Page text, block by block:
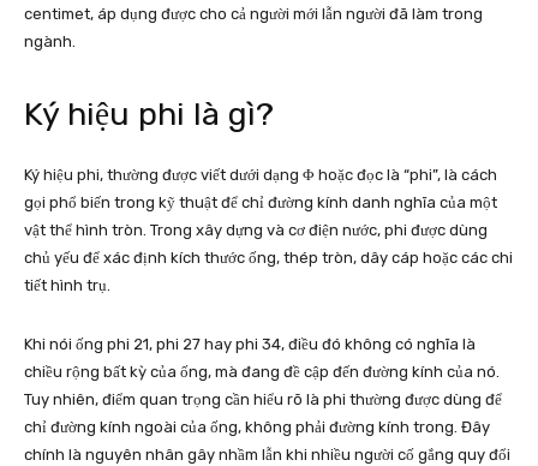
centimet, áp dụng được cho cả người mới lẫn người đã làm trong
ngành.
Ký hiệu phi là gì?
Ký hiệu phi, thường được viết dưới dạng Φ hoặc đọc là “phi”, là cách
gọi phổ biến trong kỹ thuật để chỉ đường kính danh nghĩa của một
vật thể hình tròn. Trong xây dựng và cơ điện nước, phi được dùng
chủ yếu để xác định kích thước ống, thép tròn, dây cáp hoặc các chi
tiết hình trụ.
Khi nói ống phi 21, phi 27 hay phi 34, điều đó không có nghĩa là
chiều rộng bất kỳ của ống, mà đang đề cập đến đường kính của nó.
Tuy nhiên, điểm quan trọng cần hiểu rõ là phi thường được dùng để
chỉ đường kính ngoài của ống, không phải đường kính trong. Đây
chính là nguyên nhân gây nhầm lẫn khi nhiều người cố gắng quy đổi